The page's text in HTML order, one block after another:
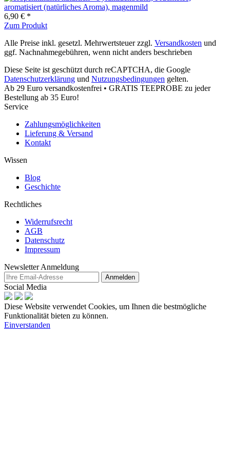
6,90 € *
Zum Produkt
Alle Preise inkl. gesetzl. Mehrwertsteuer zzgl. Versandkosten und
ggf. Nachnahmegebühren, wenn nicht anders beschrieben
Diese Seite ist geschützt durch reCAPTCHA, die Google
Datenschutzerklärung und Nutzungsbedingungen gelten.
Ab 29 Euro versandkostenfrei • GRATIS TEEPROBE zu jeder
Bestellung ab 35 Euro!
Service
Zahlungsmöglichkeiten
Lieferung & Versand
Kontakt
Wissen
Blog
Geschichte
Rechtliches
Widerrufsrecht
AGB
Datenschutz
Impressum
Newsletter Anmeldung
Anmelden
Social Media
Diese Website verwendet Cookies, um Ihnen die bestmögliche
Funktionalität bieten zu können.
Einverstanden